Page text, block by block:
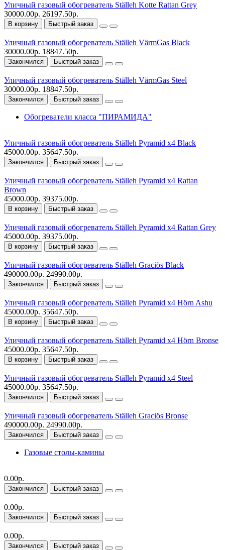
Уличный газовый обогреватель Ställeh Kotte Rattan Grey
30000.00р. 26197.50р.
В корзину Быстрый заказ
Уличный газовый обогреватель Ställeh VärmGas Black
30000.00р. 18847.50р.
Закончился Быстрый заказ
Уличный газовый обогреватель Ställeh VärmGas Steel
30000.00р. 18847.50р.
Закончился Быстрый заказ
Обогреватели класса "ПИРАМИДА"
Уличный газовый обогреватель Ställeh Pyramid x4 Black
45000.00р. 35647.50р.
Закончился Быстрый заказ
Уличный газовый обогреватель Ställeh Pyramid x4 Rattan
Brown
45000.00р. 39375.00р.
В корзину Быстрый заказ
Уличный газовый обогреватель Ställeh Pyramid x4 Rattan Grey
45000.00р. 39375.00р.
В корзину Быстрый заказ
Уличный газовый обогреватель Ställeh Graciös Black
490000.00р. 24990.00р.
Закончился Быстрый заказ
Уличный газовый обогреватель Ställeh Pyramid x4 Hörn Ashu
45000.00р. 35647.50р.
В корзину Быстрый заказ
Уличный газовый обогреватель Ställeh Pyramid x4 Hörn Bronse
45000.00р. 35647.50р.
В корзину Быстрый заказ
Уличный газовый обогреватель Ställeh Pyramid x4 Steel
45000.00р. 35647.50р.
Закончился Быстрый заказ
Уличный газовый обогреватель Ställeh Graciös Bronse
490000.00р. 24990.00р.
Закончился Быстрый заказ
Газовые столы-камины
0.00р.
Закончился Быстрый заказ
0.00р.
Закончился Быстрый заказ
0.00р.
Закончился Быстрый заказ